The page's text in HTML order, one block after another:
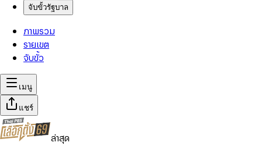
จับขั้วรัฐบาล
ภาพรวม
รายเขต
จับขั้ว
เมนู
แชร์
ล่าสุด